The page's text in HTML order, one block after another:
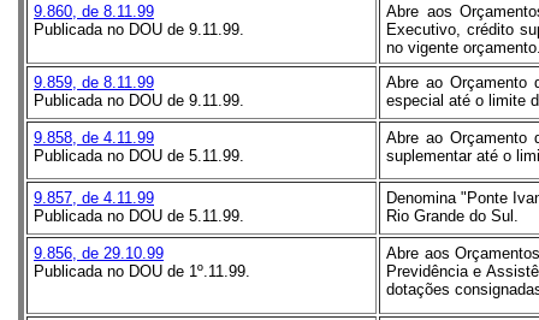
9.860, de 8.11.99
Publicada no DOU de 9.11.99.
Abre aos
Executivo, crédito
no vigente
9.859, de 8.11.99
Publicada no DOU de 9.11.99.
Abre ao Orçamento
especial até o limite
9.858, de 4.11.99
Publicada no DOU de 5.11.99.
Abre ao Orçamento
suplementar até o
9.857, de 4.11.99
Publicada no DOU de 5.11.99.
Denomina "Ponte
Rio Grande do Sul.
9.856, de 29.10.99
Publicada no DOU de 1º.11.99.
Abre aos
Previdência e
dotações